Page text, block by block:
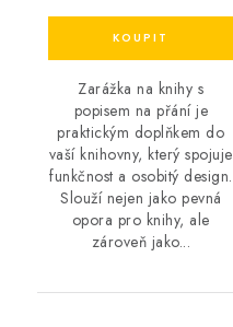
Zarážka na knihy s
popisem na přání je
praktickým doplňkem do
vaší knihovny, který spojuje
funkčnost a osobitý design.
Slouží nejen jako pevná
opora pro knihy, ale
zároveň jako...